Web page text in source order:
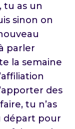
tu as un
sinon on
parler
la semaine
des
tu n’as
départ pour